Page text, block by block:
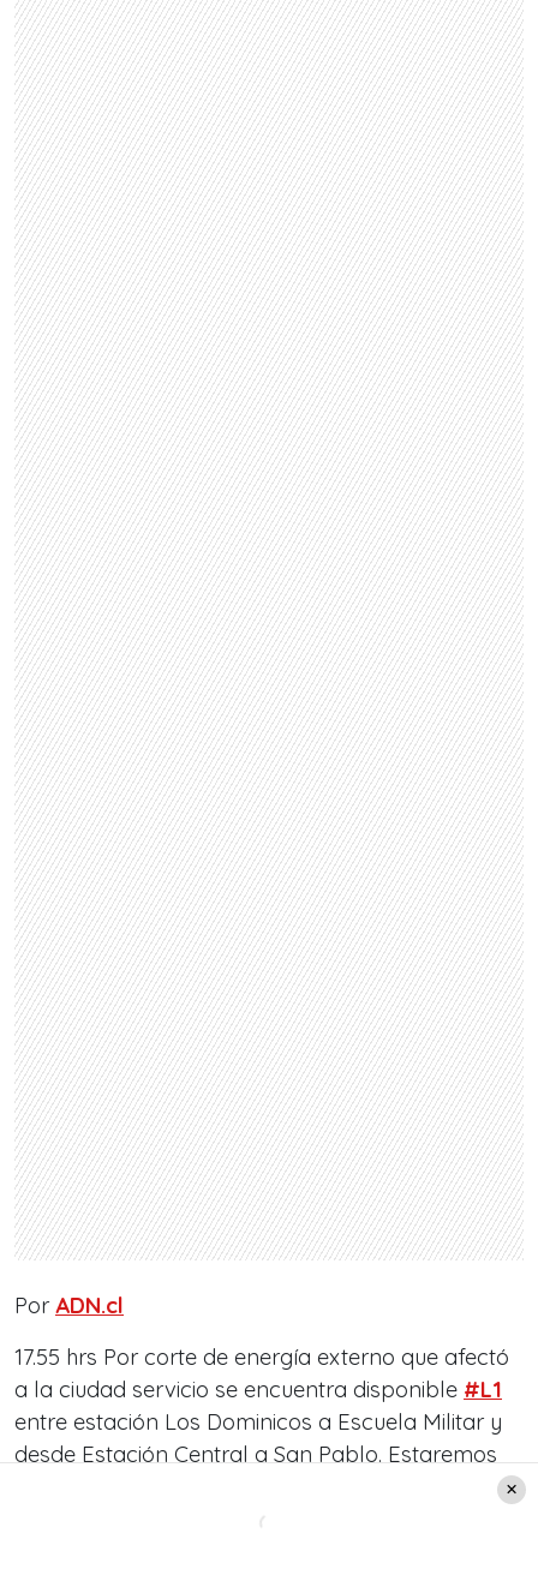
Por ADN.cl
17.55 hrs Por corte de energía externo que afectó
a la ciudad servicio se encuentra disponible #L1
entre estación Los Dominicos a Escuela Militar y
desde Estación Central a San Pablo. Estaremos